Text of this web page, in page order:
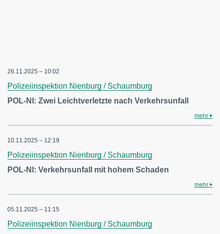
26.11.2025 – 10:02
Polizeiinspektion Nienburg / Schaumburg
POL-NI: Zwei Leichtverletzte nach Verkehrsunfall
mehr
10.11.2025 – 12:19
Polizeiinspektion Nienburg / Schaumburg
POL-NI: Verkehrsunfall mit hohem Schaden
mehr
05.11.2025 – 11:15
Polizeiinspektion Nienburg / Schaumburg